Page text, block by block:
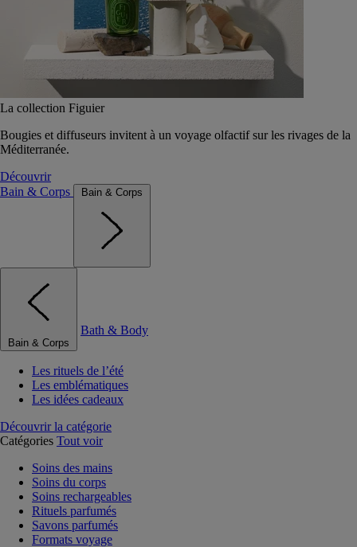
La collection Figuier
Bougies et diffuseurs invitent à un voyage olfactif sur les rivages de la
Méditerranée.
Découvrir
Bain & Corps
Bain & Corps
Bain & Corps
Bath & Body
Les rituels de l’été
Les emblématiques
Les idées cadeaux
Découvrir la catégorie
Catégories Tout voir
Soins des mains
Soins du corps
Soins rechargeables
Rituels parfumés
Savons parfumés
Formats voyage